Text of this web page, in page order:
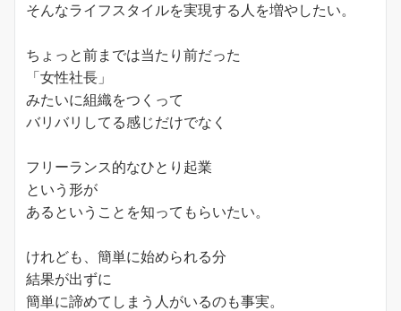
そんなライフスタイルを実現する人を増やしたい。
ちょっと前までは当たり前だった
「女性社長」
みたいに組織をつくって
バリバリしてる感じだけでなく
フリーランス的なひとり起業
という形が
あるということを知ってもらいたい。
けれども、簡単に始められる分
結果が出ずに
簡単に諦めてしまう人がいるのも事実。